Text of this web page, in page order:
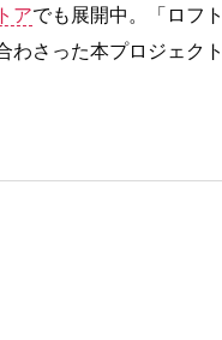
アでも展開中。「ロフ
さった本プロジェクト